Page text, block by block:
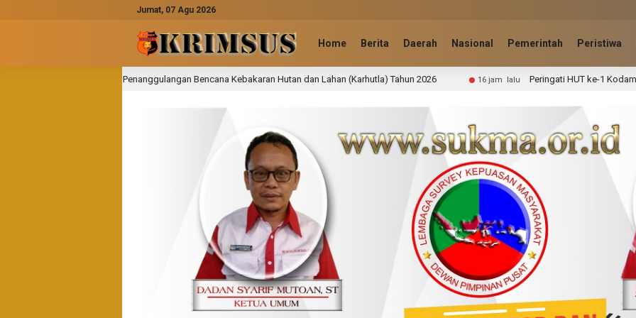
Jumat, 07 Agu 2026
Home Berita Daerah Nasional Pemerintah Peristiwa
Bencana Kebakaran Hutan dan Lahan (Karhutla) Tahun 2026 16 jam lalu Peringati HUT ke-1 Kodam XIX/TT, Kodim 0314/Inhil